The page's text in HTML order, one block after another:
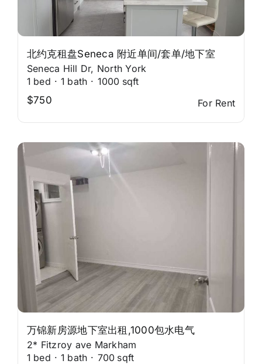
北约克租盘Seneca 附近单间/套单/地下室
Seneca Hill Dr, North York
1 bed · 1 bath · 1000 sqft
$750
For Rent
万锦新房源地下室出租,1000包水电气
2* Fitzroy ave Markham
1 bed · 1 bath · 700 sqft